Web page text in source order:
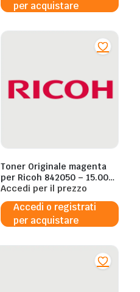
per acquistare
Toner Originale magenta
per Ricoh 842050 – 15.000
Pagine al 5%
Accedi per il prezzo
Accedi o registrati
per acquistare